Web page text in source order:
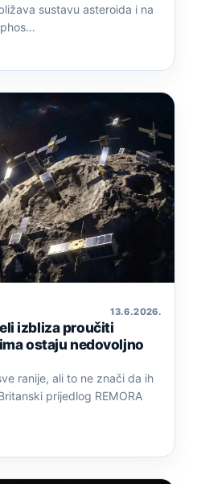
sustavu asteroida i na
13. 6. 2026.
izbliza proučiti
ostaju nedovoljno
ranije, ali to ne znači da ih
prijedlog REMORA